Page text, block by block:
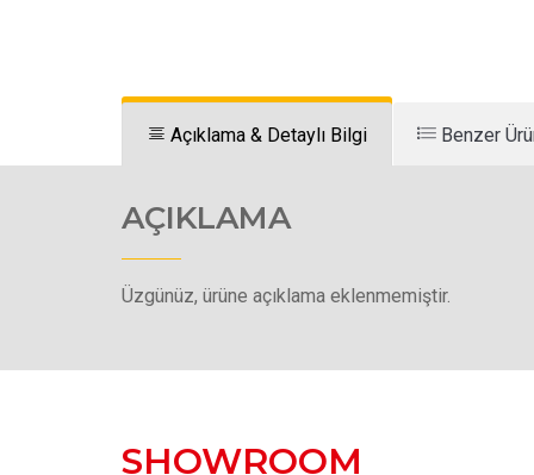
Açıklama & Detaylı Bilgi Benzer
AÇIKLAMA
Üzgünüz, ürüne açıklama eklenmemiştir.
SHOWROOM